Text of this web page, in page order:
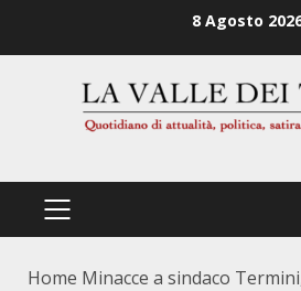
8 Agosto
PRIMÄRES
Home Minacce a sindaco